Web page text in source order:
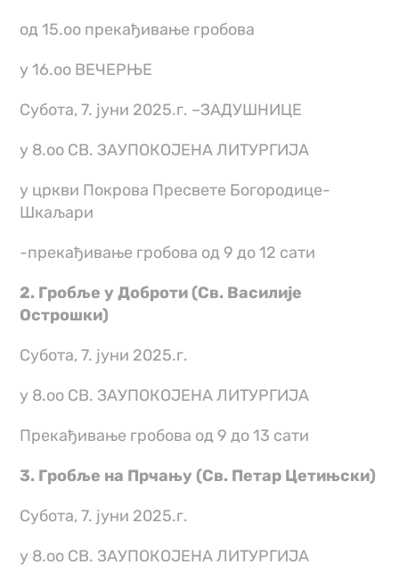
од 15.оо прекађивање гробова
у 16.оо ВЕЧЕРЊЕ
Субота, 7. јуни 2025.г. –ЗАДУШНИЦЕ
у 8.оо СВ. ЗАУПОКОЈЕНА ЛИТУРГИЈА
у цркви Покрова Пресвете Богородице-
Шкаљари
-прекађивање гробова од 9 до 12 сати
2. Гробље у Доброти (Св. Василије
Острошки)
Субота, 7. јуни 2025.г.
у 8.оо СВ. ЗАУПОКОЈЕНА ЛИТУРГИЈА
Прекађивање гробова од 9 до 13 сати
3. Гробље на Прчању (Св. Петар Цетињски)
Субота, 7. јуни 2025.г.
у 8.оо СВ. ЗАУПОКОЈЕНА ЛИТУРГИЈА